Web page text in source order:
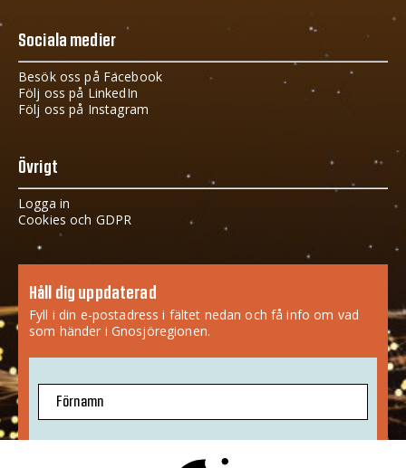
Sociala medier
Besök oss på Facebook
Följ oss på LinkedIn
Följ oss på Instagram
Övrigt
Logga in
Cookies och GDPR
Håll dig uppdaterad
Fyll i din e-postadress i fältet nedan och få info om vad
som händer i Gnosjöregionen.
Förnamn